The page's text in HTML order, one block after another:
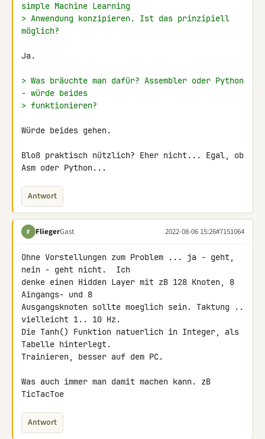
simple Machine Learning
> Anwendung konzipieren. Ist das prinzipiell
möglich?
Ja.
> Was bräuchte man dafür? Assembler oder Python
- würde beides
> funktionieren?
Würde beides gehen.
Bloß praktisch nützlich? Eher nicht... Egal, ob
Asm oder Python...
Antwort
F FliegerGast 2022-08-06 15:26#7151064
Ohne Vorstellungen zum Problem ... ja - geht,
nein - geht nicht.  Ich
denke einen Hidden Layer mit zB 128 Knoten, 8
Aingangs- und 8
Ausgangsknoten sollte moeglich sein. Taktung ..
vielleicht 1.. 10 Hz.
Die Tanh() Funktion natuerlich in Integer, als
Tabelle hinterlegt.
Trainieren, besser auf dem PC.
Was auch immer man damit machen kann. zB
TicTacToe
Antwort